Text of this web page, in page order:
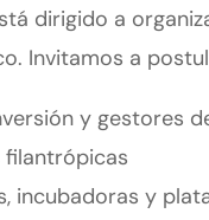
dirigido a
Invitamos a
y gestores
filantrópicas
incubadoras y